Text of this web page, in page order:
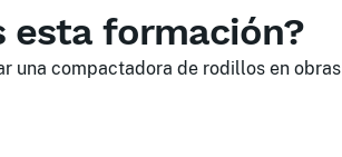
esta formación?
una compactadora de rodillos en